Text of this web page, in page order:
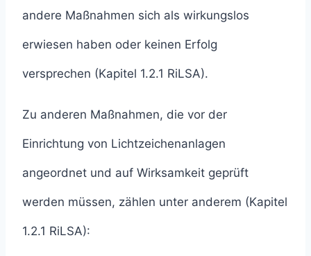
andere Maßnahmen sich als wirkungslos
erwiesen haben oder keinen Erfolg
versprechen (Kapitel 1.2.1 RiLSA).
Zu anderen Maßnahmen, die vor der
Einrichtung von Lichtzeichenanlagen
angeordnet und auf Wirksamkeit geprüft
werden müssen, zählen unter anderem (Kapitel
1.2.1 RiLSA):